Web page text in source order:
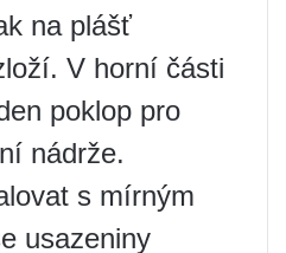
na plášť
V horní části
poklop pro
nádrže.
s mírným
usazeniny